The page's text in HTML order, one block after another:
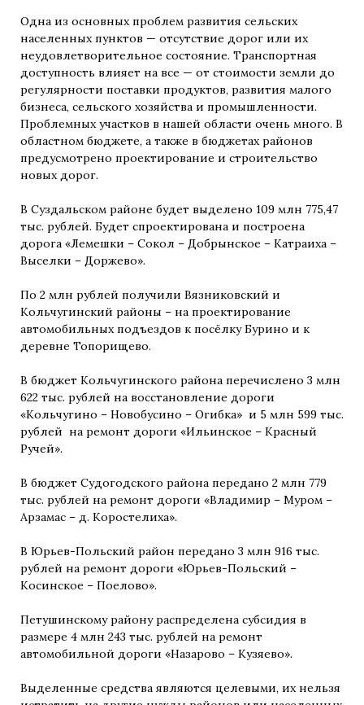
Одна из основных проблем развития сельских
населенных пунктов — отсутствие дорог или их
неудовлетворительное состояние. Транспортная
доступность влияет на все — от стоимости земли до
регулярности поставки продуктов, развития малого
бизнеса, сельского хозяйства и промышленности.
Проблемных участков в нашей области очень много. В
областном бюджете, а также в бюджетах районов
предусмотрено проектирование и строительство
новых дорог.
В Суздальском районе будет выделено 109 млн 775,47
тыс. рублей. Будет спроектирована и построена
дорога «Лемешки – Сокол – Добрынское – Катраиха –
Выселки – Доржево».
По 2 млн рублей получили Вязниковский и
Кольчугинский районы – на проектирование
автомобильных подъездов к посёлку Бурино и к
деревне Топорищево.
В бюджет Кольчугинского района перечислено 3 млн
622 тыс. рублей на восстановление дороги
«Кольчугино – Новобусино – Огибка» и 5 млн 599 тыс.
рублей на ремонт дороги «Ильинское – Красный
Ручей».
В бюджет Судогодского района передано 2 млн 779
тыс. рублей на ремонт дороги «Владимир – Муром –
Арзамас – д. Коростелиха».
В Юрьев-Польский район передано 3 млн 916 тыс.
рублей на ремонт дороги «Юрьев-Польский –
Косинское – Поелово».
Петушинскому району распределена субсидия в
размере 4 млн 243 тыс. рублей на ремонт
автомобильной дороги «Назарово – Кузяево».
Выделенные средства являются целевыми, их нельзя